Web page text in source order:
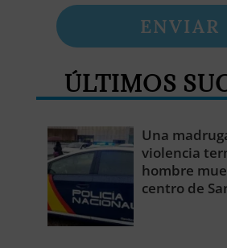
ENVIAR
ÚLTIMOS
Una
violencia
hombre
centro de